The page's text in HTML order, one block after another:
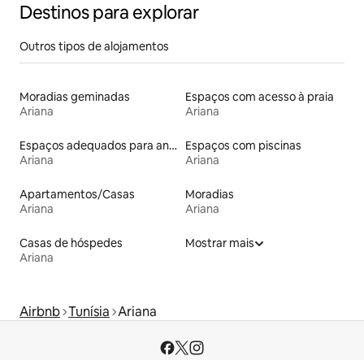
Destinos para explorar
Outros tipos de alojamentos
Moradias geminadas
Ariana
Espaços com acesso à praia
Ariana
Espaços adequados para animais de estimação
Ariana
Espaços com piscinas
Ariana
Apartamentos/Casas
Ariana
Moradias
Ariana
Casas de hóspedes
Ariana
Mostrar mais
Airbnb Tunísia Ariana